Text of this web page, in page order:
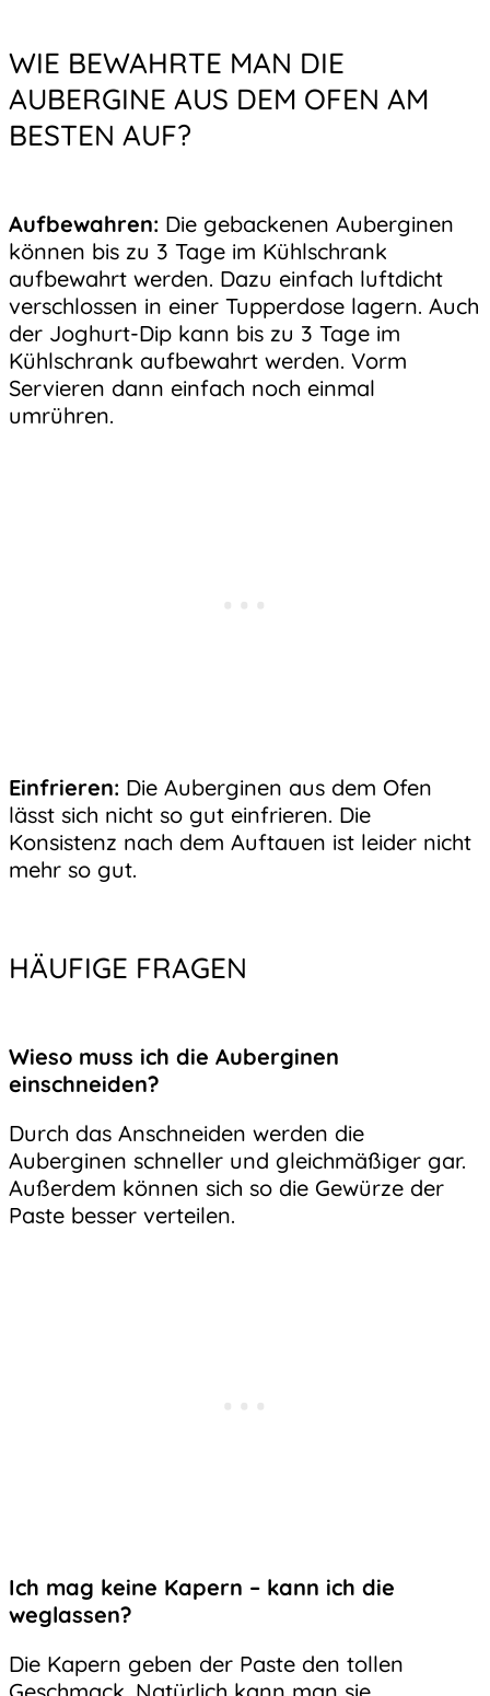
WIE BEWAHRTE MAN DIE
AUBERGINE AUS DEM OFEN AM
BESTEN AUF?
Aufbewahren: Die gebackenen Auberginen
können bis zu 3 Tage im Kühlschrank
aufbewahrt werden. Dazu einfach luftdicht
verschlossen in einer Tupperdose lagern. Auch
der Joghurt-Dip kann bis zu 3 Tage im
Kühlschrank aufbewahrt werden. Vorm
Servieren dann einfach noch einmal
umrühren.
Einfrieren: Die Auberginen aus dem Ofen
lässt sich nicht so gut einfrieren. Die
Konsistenz nach dem Auftauen ist leider nicht
mehr so gut.
HÄUFIGE FRAGEN
Wieso muss ich die Auberginen
einschneiden?
Durch das Anschneiden werden die
Auberginen schneller und gleichmäßiger gar.
Außerdem können sich so die Gewürze der
Paste besser verteilen.
Ich mag keine Kapern – kann ich die
weglassen?
Die Kapern geben der Paste den tollen